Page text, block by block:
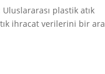
plastik atık
ihracat verilerini bir